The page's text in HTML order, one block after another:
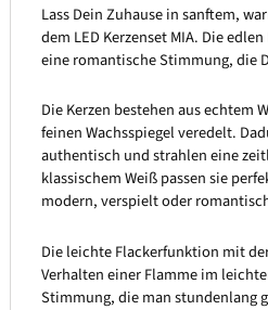
Lass Dein Zuhause in sanftem,
dem LED Kerzenset MIA. Die
eine romantische Stimmung, die
Die Kerzen bestehen aus echtem
feinen Wachsspiegel veredelt.
authentisch und strahlen eine
klassischem Weiß passen sie
modern, verspielt oder
Die leichte Flackerfunktion mit
Verhalten einer Flamme im
Stimmung, die man stundenlang